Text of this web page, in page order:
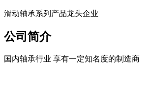
滑动轴承系列产品龙头企业
公司简介
国内轴承行业 享有一定知名度的制造商